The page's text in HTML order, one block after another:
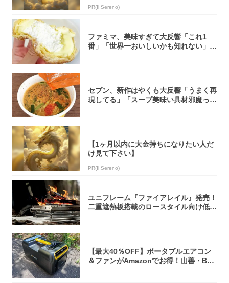
PR(Il Sereno)
ファミマ、美味すぎて大反響「これ1
番」「世界一おいしいかも知れない」
セブン、新作はやくも大反響「うまく再
現してる」「スープ美味い具材邪魔って
【1ヶ月以内に大金持ちになりたい人だ
け見て下さい】
PR(Il Sereno)
ユニフレーム『ファイアレイル』発売！
二重遮熱板搭載のロースタイル向け低型
【最大40％OFF】ポータブルエアコン
＆ファンがAmazonでお得！山善・Bo